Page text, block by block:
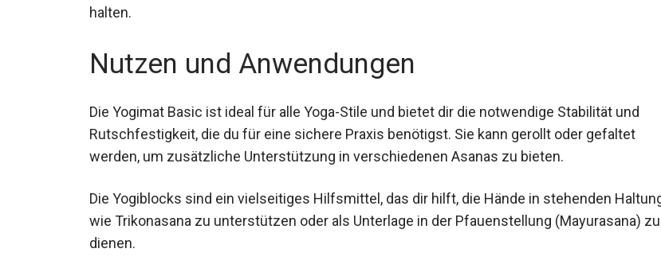
Länge halten.
Nutzen und Anwendungen
Die Yogimat Basic ist ideal für alle Yoga-Stile und bietet dir die notwendige Stabilität und
Rutschfestigkeit, die du für eine sichere Praxis benötigst. Sie kann gerollt oder gefaltet
werden, um zusätzliche Unterstützung in verschiedenen Asanas zu bieten.
Die Yogiblocks sind ein vielseitiges Hilfsmittel, das dir hilft, die Hände in stehenden
Haltungen wie Trikonasana zu unterstützen oder als Unterlage in der Pfauenstellung
(Mayurasana) zu dienen.